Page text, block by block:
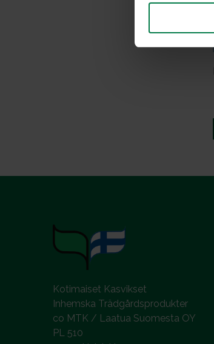
s
Kotimaiset Kasvikset
Inhemska Trädgårdsprodukter
co MTK / Laatua Suomesta OY
PL 510